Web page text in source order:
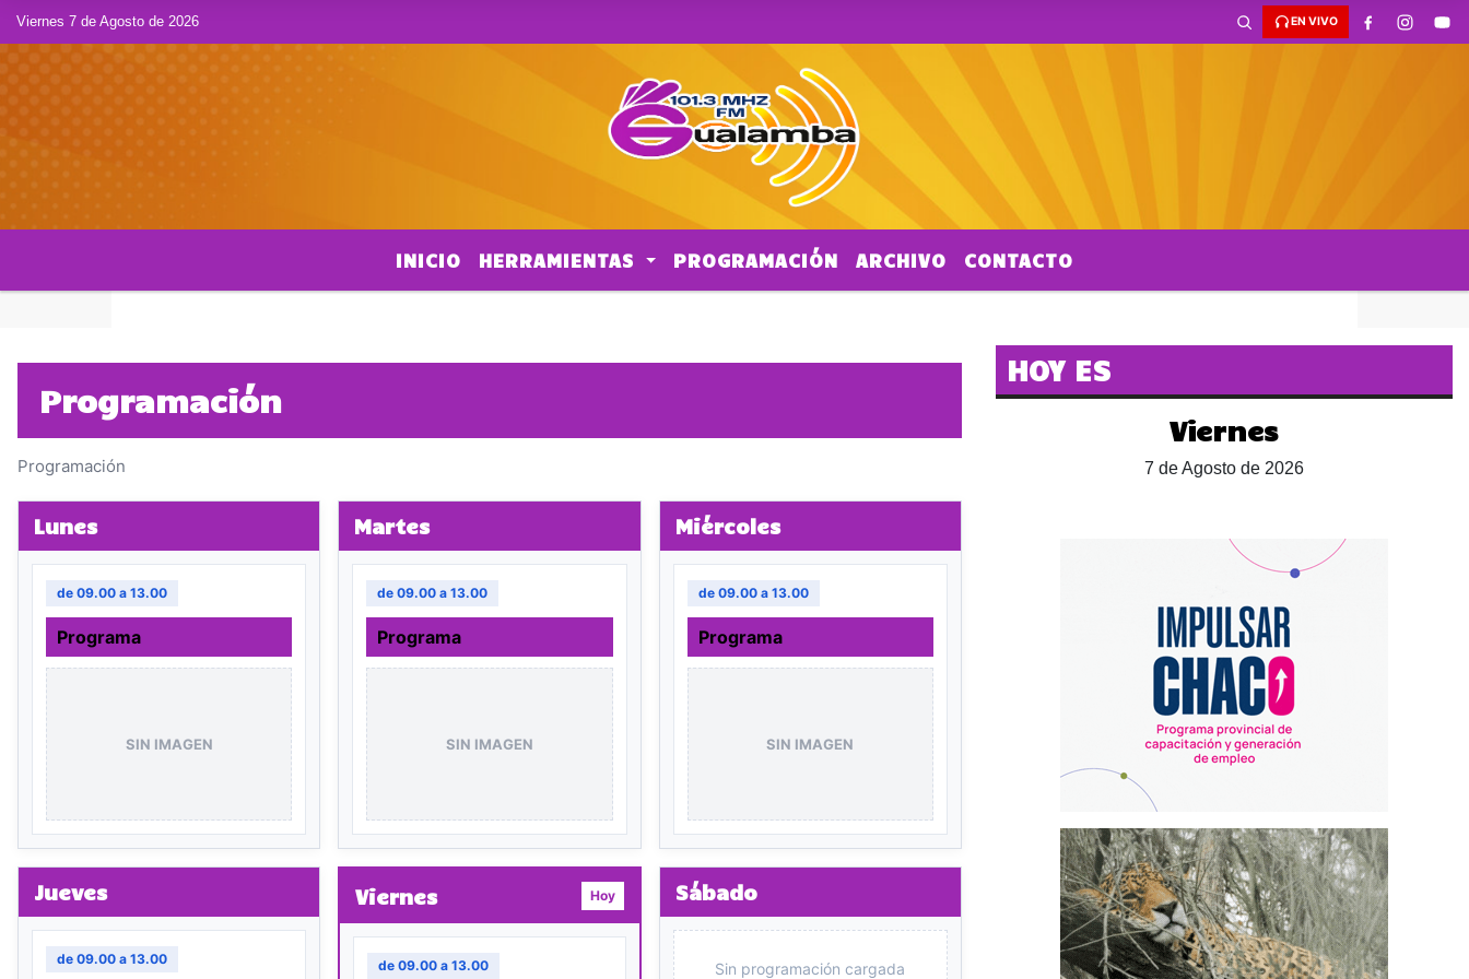
Viernes 7 de Agosto de 2026 EN VIVO
INICIO HERRAMIENTAS PROGRAMACIÓN ARCHIVO CONTACTO
Programación
Programación
Lunes
de 09.00 a 13.00
Programa
SIN IMAGEN
Martes
de 09.00 a 13.00
Programa
SIN IMAGEN
Miércoles
de 09.00 a 13.00
Programa
SIN IMAGEN
Jueves
de 09.00 a 13.00
Viernes Hoy
de 09.00 a 13.00
Sábado
Sin programación cargada
HOY ES
Viernes
7 de Agosto de 2026